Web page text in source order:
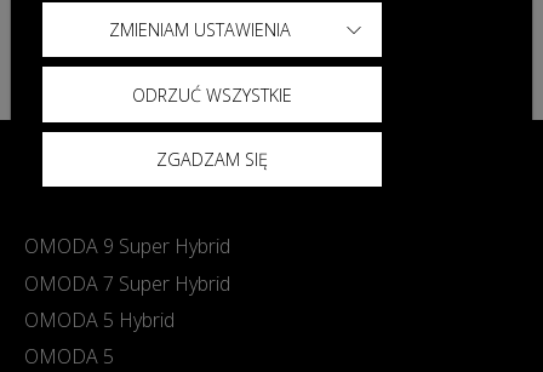
DOWIEDZ SIĘ WIĘCEJ
Modele
OMODA 9 Super Hybrid
OMODA 7 Super Hybrid
OMODA 5 Hybrid
OMODA 5
ZMIENIAM USTAWIENIA
ODRZUĆ WSZYSTKIE
ZGADZAM SIĘ